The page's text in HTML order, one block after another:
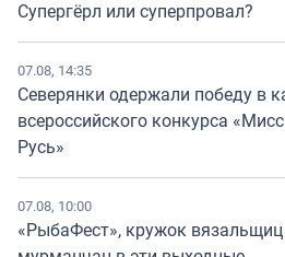
Супергёрл или суперпровал?
07.08, 14:35
Северянки одержали победу в
всероссийского конкурса
Русь»
07.08, 10:00
«РыбаФест», кружок